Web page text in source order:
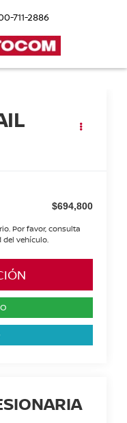
711-2886
$694,800
Por favor, consulta
vehículo.